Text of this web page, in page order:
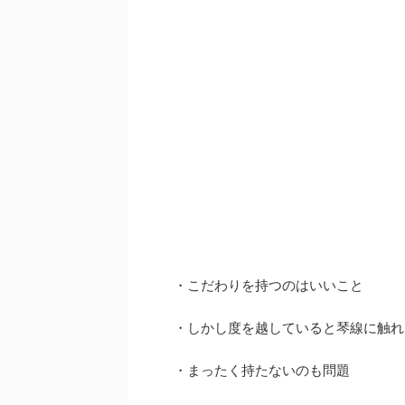
・こだわりを持つのはいいこと
・しかし度を越していると琴線に触
・まったく持たないのも問題